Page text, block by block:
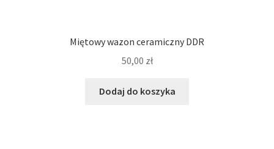
Miętowy wazon ceramiczny DDR
50,00 zł
Dodaj do koszyka